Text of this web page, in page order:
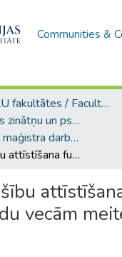
Communities &
B4 – LU fakultātes / Faculties of the UL
A -- Izglītības zinātņu un psiholoģijas fakultāte / Faculty of Education Sciences and Psychology
Bakalaura un maģistra darbi (PPMF) / Bachelor's and Master's theses
Spēku īpašību attīstīšana futbolā 13-14 gadu vecām meitenēm
vecām